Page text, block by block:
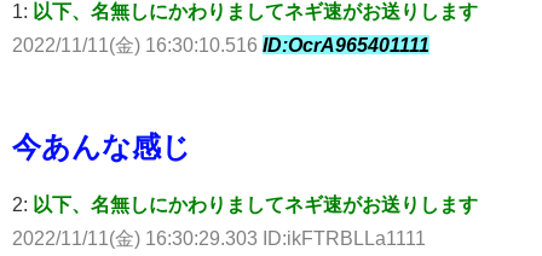
1: 以下、名無しにかわりましてネギ速がお送りします
2022/11/11(金) 16:30:10.516 ID:OcrA965401111
今あんな感じ
2: 以下、名無しにかわりましてネギ速がお送りします
2022/11/11(金) 16:30:29.303 ID:ikFTRBLLa1111